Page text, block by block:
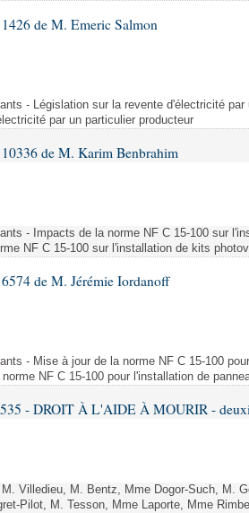
de M. Emeric Salmon
- Législation sur la revente d'électricité
par un particulier producteur
de M. Karim Benbrahim
- Impacts de la norme NF C 15-100 sur
NF C 15-100 sur l'installation de kits
de M. Jérémie Iordanoff
- Mise à jour de la norme NF C 15-100
NF C 15-100 pour l'installation de
- DROIT À L'AIDE À MOURIR -
Villedieu, M. Bentz, Mme Dogor-Such, M.
Pilot, M. Tesson, Mme Laporte, Mme